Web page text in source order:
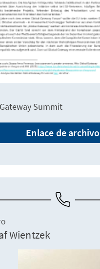
Summit
Enlace de archivo
Wientzek